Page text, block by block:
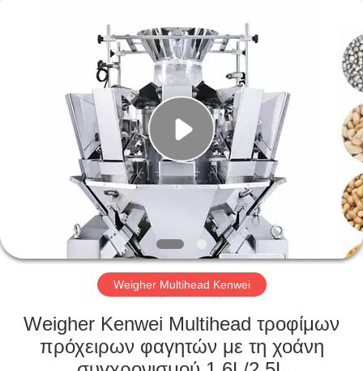
ΣΕΛΊΔΑ
ΠΡΟΪΌΝΤΑ
ΣΧΕΤΙΚΆ
ΜΕ
ΕΜΆΣ
ΓΎΡΟΣ
ΕΡΓΟΣΤΑΣΊΩΝ
Weigher Multihead Kenwei
Weigher Kenwei Multihead τροφίμων
πρόχειρων φαγητών με τη χοάνη